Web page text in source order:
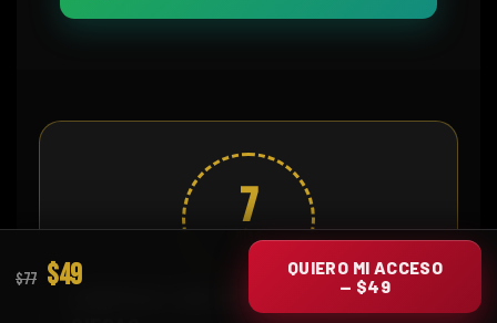
7
DÍAS
Compras con respaldo, no a
$77 $49
QUIERO MI ACCESO
— $49